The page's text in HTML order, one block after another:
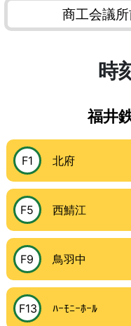
商工会議
時
福井
F1 北府
F5 西鯖江
F9 鳥羽中
F13 ﾊｰﾓﾆｰﾎｰﾙ